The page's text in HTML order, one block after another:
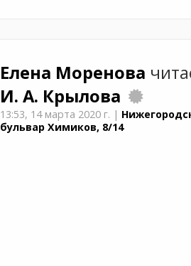
Елена Моренова
И. А. Крылова
13:53, 14 марта 2020 г. |
бульвар Химиков, 8/14